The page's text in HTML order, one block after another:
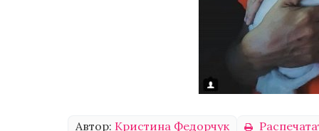
Автор: Кристина Федорчук